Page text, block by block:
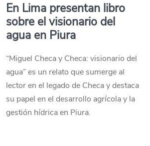
En Lima presentan libro
sobre el visionario del
agua en Piura
“Miguel Checa y Checa: visionario del
agua” es un relato que sumerge al
lector en el legado de Checa y destaca
su papel en el desarrollo agrícola y la
gestión hídrica en Piura.